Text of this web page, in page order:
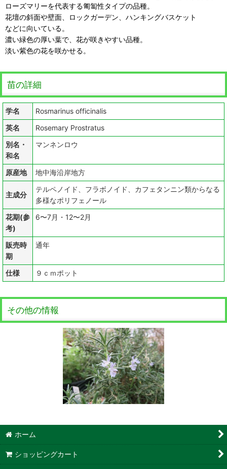
ローズマリーを代表する匍匐性タイプの品種。
花壇の斜面や壁面、ロックガーデン、ハンキングバスケット
などに向いている。
濃い緑色の厚い葉で、花が咲きやすい品種。
淡い紫色の花を咲かせる。
苗の詳細
学名
Rosmarinus officinalis
英名
Rosemary Prostratus
別名・
和名
マンネンロウ
原産地 地中海沿岸地方
主成分
テルペノイド、フラボノイド、カフェタンニン類からなる
多様なポリフェノール
花期(参
考)
6〜7月・12〜2月
販売時
期
通年
仕様 ９ｃｍポット
その他の情報
ホーム
ショッピングカート